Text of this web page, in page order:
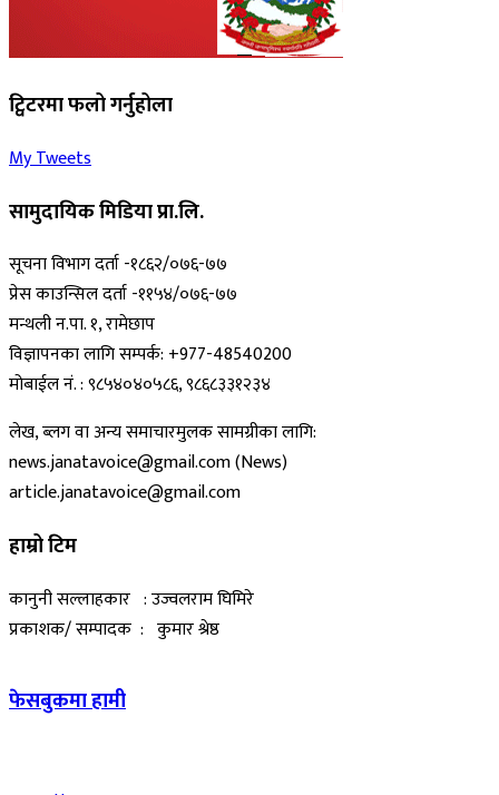
ट्विटरमा फलो गर्नुहोला
My Tweets
सामुदायिक मिडिया प्रा.लि.
सूचना विभाग दर्ता -१८६२/०७६-७७
प्रेस काउन्सिल दर्ता -११५४/०७६-७७
मन्थली न.पा. १, रामेछाप
विज्ञापनका लागि सम्पर्क: +977-48540200
मोबाईल नं. : ९८५४०४०५८६, ९८६८३३१२३४
लेख, ब्लग वा अन्य समाचारमुलक सामग्रीका लागि:
news.janatavoice@gmail.com (News)
article.janatavoice@gmail.com
हाम्रो टिम
कानुनी सल्लाहकार : उज्वलराम घिमिरे
प्रकाशक/ सम्पादक : कुमार श्रेष्ठ
फेसबुकमा हामी